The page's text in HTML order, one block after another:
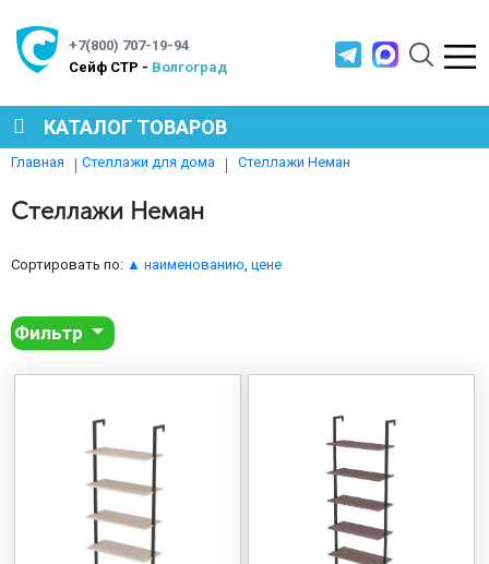
+7(800) 707-19-94
Cейф СТР - Волгоград
КАТАЛОГ ТОВАРОВ
МЕТАЛЛИЧЕСКАЯ МЕБЕЛЬ
МЕТАЛЛИЧЕСКИЕ СТЕЛЛАЖИ
ПРОИЗВОДСТВЕННАЯ МЕБЕЛЬ
МЕДИЦИНСКАЯ МЕБЕЛЬ
Главная Стеллажи для дома Стеллажи Неман
Стеллажи Неман
Сортировать по: ▲ наименованию цене
Фильтр